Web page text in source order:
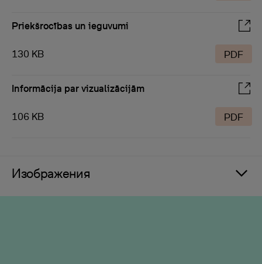
Priekšrocības un ieguvumi
130 KB PDF
Informācija par vizualizācijām
106 KB PDF
Изображения